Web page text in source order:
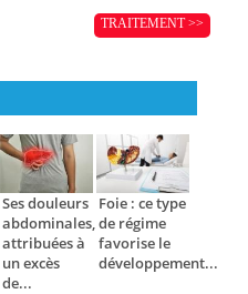
TRAITEMENT >>
Ses douleurs
abdominales,
attribuées à
un excès
de...
Foie : ce type
de régime
favorise le
développement...